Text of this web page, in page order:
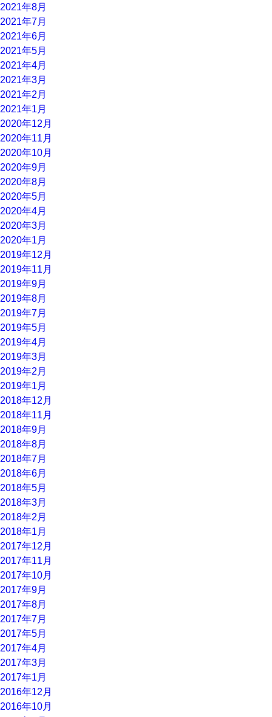
2021年8月
2021年7月
2021年6月
2021年5月
2021年4月
2021年3月
2021年2月
2021年1月
2020年12月
2020年11月
2020年10月
2020年9月
2020年8月
2020年5月
2020年4月
2020年3月
2020年1月
2019年12月
2019年11月
2019年9月
2019年8月
2019年7月
2019年5月
2019年4月
2019年3月
2019年2月
2019年1月
2018年12月
2018年11月
2018年9月
2018年8月
2018年7月
2018年6月
2018年5月
2018年3月
2018年2月
2018年1月
2017年12月
2017年11月
2017年10月
2017年9月
2017年8月
2017年7月
2017年5月
2017年4月
2017年3月
2017年1月
2016年12月
2016年10月